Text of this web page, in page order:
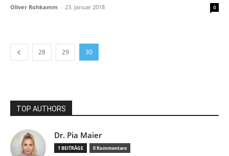
Oliver Rohkamm - 23. Januar 2018 0
28 29 30
TOP AUTHORS
Dr. Pia Maier
1 BEITRÄGE 0 Kommentare